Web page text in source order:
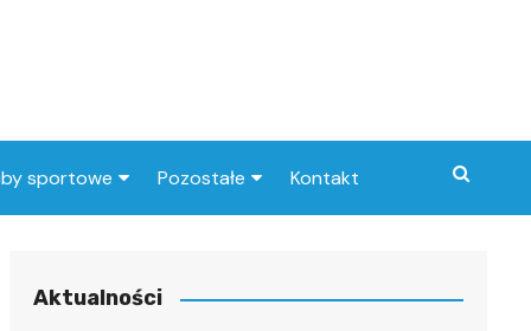
sportowe
piłkarski
Pozostałe Kontakt
Aktualności